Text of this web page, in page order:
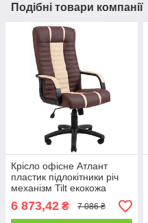
Подібні товари компанії
Крісло офісне Атлант
пластик підлокітники річ
механізм Tilt екокожа
Флай-2231/ 2207
(Richman ТМ)
6 873,42 ₴ 7 086 ₴